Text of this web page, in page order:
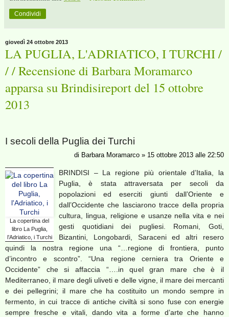
Condividi
giovedì 24 ottobre 2013
LA PUGLIA, L'ADRIATICO, I TURCHI /
/ / Recensione di Barbara Moramarco
apparsa su Brindisireport del 15 ottobre
2013
I secoli della Puglia dei Turchi
di Barbara Moramarco » 15 ottobre 2013 alle 22:50
La copertina del
libro La Puglia,
l’Adriatico, i Turchi
BRINDISI – La regione più orientale d’Italia, la
Puglia, è stata attraversata per secoli da
popolazioni ed eserciti giunti dall’Oriente e
dall’Occidente che lasciarono tracce della propria
cultura, lingua, religione e usanze nella vita e nei
gesti quotidiani dei pugliesi. Romani, Goti,
Bizantini, Longobardi, Saraceni ed altri resero
quindi la nostra regione una “…regione di frontiera, punto
d’incontro e scontro”. “Una regione cerniera tra Oriente e
Occidente” che si affaccia “….in quel gran mare che è il
Mediterraneo, il mare degli uliveti e delle vigne, il mare dei mercanti
e dei pellegrini; il mare che ha costituito un mondo sempre in
fermento, in cui tracce di antiche civiltà si sono fuse con energie
sempre fresche e vitali, dando vita a forme d’arte che hanno